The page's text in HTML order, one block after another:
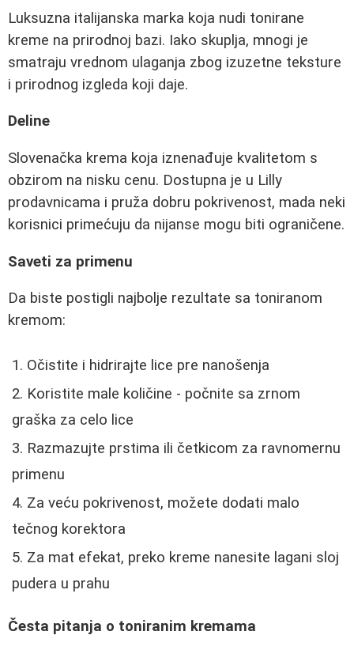
Luksuzna italijanska marka koja nudi tonirane
kreme na prirodnoj bazi. Iako skuplja, mnogi je
smatraju vrednom ulaganja zbog izuzetne teksture
i prirodnog izgleda koji daje.
Deline
Slovenačka krema koja iznenađuje kvalitetom s
obzirom na nisku cenu. Dostupna je u Lilly
prodavnicama i pruža dobru pokrivenost, mada neki
korisnici primećuju da nijanse mogu biti ograničene.
Saveti za primenu
Da biste postigli najbolje rezultate sa toniranom
kremom:
Očistite i hidrirajte lice pre nanošenja
Koristite male količine - počnite sa zrnom
graška za celo lice
Razmazujte prstima ili četkicom za ravnomernu
primenu
Za veću pokrivenost, možete dodati malo
tečnog korektora
Za mat efekat, preko kreme nanesite lagani sloj
pudera u prahu
Česta pitanja o toniranim kremama